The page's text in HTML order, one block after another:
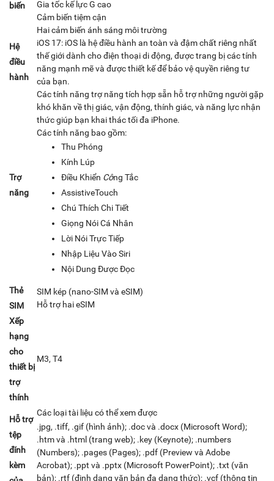
biến
Gia tốc kế lực G cao
Cảm biến tiệm cận
Hai cảm biến ánh sáng môi trường
Hệ
điều
hành
iOS 17: iOS là hệ điều hành an toàn và đậm chất riêng nhất
thế giới dành cho điện thoại di động, được trang bị các tính
năng mạnh mẽ và được thiết kế để bảo vệ quyền riêng tư
của bạn.
Trợ
năng
Các tính năng trợ năng tích hợp sẵn hỗ trợ những người gặp
khó khăn về thị giác, vận động, thính giác, và năng lực nhận
thức giúp bạn khai thác tối đa iPhone.
Các tính năng bao gồm:
Thu Phóng
Kính Lúp
Điều Khiển Công Tắc
AssistiveTouch
Chú Thích Chi Tiết
Giọng Nói Cá Nhân
Lời Nói Trực Tiếp
Nhập Liệu Vào Siri
Nội Dung Được Đọc
Thẻ
SIM
SIM kép (nano-SIM và eSIM)
Hỗ trợ hai eSIM
Xếp
hạng
cho
thiết bị
trợ
thính
M3, T4
Hỗ trợ
tệp
đính
kèm
Các loại tài liệu có thể xem được
.jpg, .tiff, .gif (hình ảnh); .doc và .docx (Microsoft Word);
.htm và .html (trang web); .key (Keynote); .numbers
(Numbers); .pages (Pages); .pdf (Preview và Adobe
Acrobat); .ppt và .pptx (Microsoft PowerPoint); .txt (văn
bản); .rtf (định dạng văn bản đa dạng thức); .vcf (thông tin